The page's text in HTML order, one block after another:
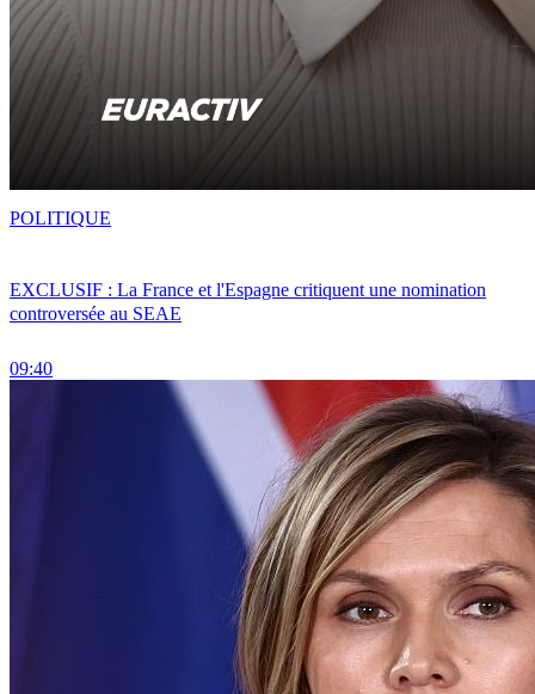
EXCLUSIF : La France et l'Espagne critiquent une nomination
controversée au SEAE
09:40
POLITIQUE